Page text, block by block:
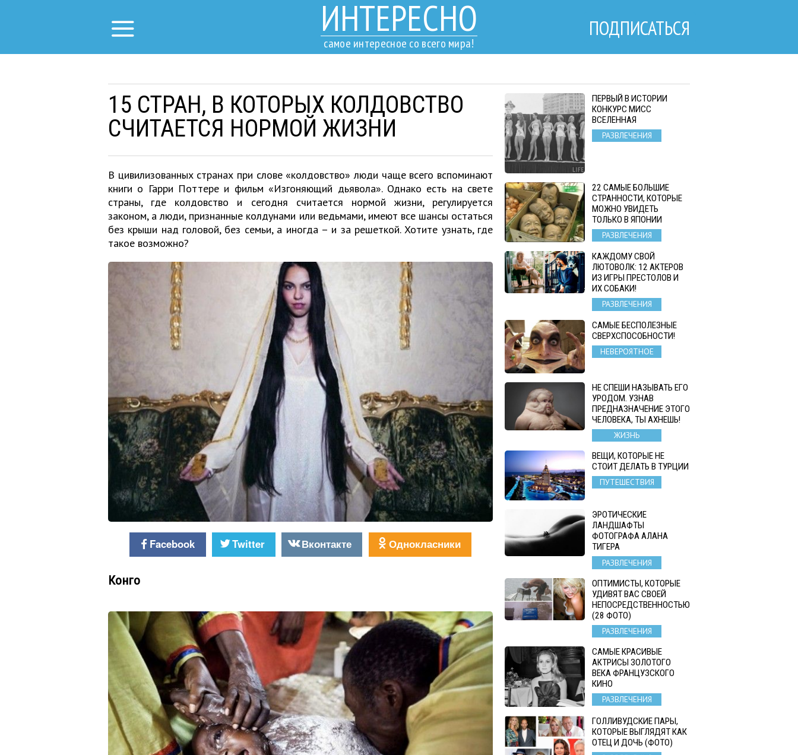
ИНТЕРЕСНО
самое интересное со всего мира!
ПОДПИСАТЬСЯ
15 СТРАН, В КОТОРЫХ КОЛДОВСТВО
СЧИТАЕТСЯ НОРМОЙ ЖИЗНИ
В цивилизованных странах при слове «колдовство» люди чаще всего вспоминают
книги о Гарри Поттере и фильм «Изгоняющий дьявола». Однако есть на свете
страны, где колдовство и сегодня считается нормой жизни, регулируется
законом, а люди, признанные колдунами или ведьмами, имеют все шансы остаться
без крыши над головой, без семьи, а иногда – и за решеткой. Хотите узнать, где
такое возможно?
Facebook Twitter Вконтакте Однокласники
Конго
ПЕРВЫЙ В ИСТОРИИ
КОНКУРС МИСС
ВСЕЛЕННАЯ
РАЗВЛЕЧЕНИЯ
22 САМЫЕ БОЛЬШИЕ
СТРАННОСТИ, КОТОРЫЕ
МОЖНО УВИДЕТЬ
ТОЛЬКО В ЯПОНИИ
РАЗВЛЕЧЕНИЯ
КАЖДОМУ СВОЙ
ЛЮТОВОЛК: 12 АКТЕРОВ
ИЗ ИГРЫ ПРЕСТОЛОВ И
ИХ СОБАКИ!
РАЗВЛЕЧЕНИЯ
САМЫЕ БЕСПОЛЕЗНЫЕ
СВЕРХСПОСОБНОСТИ!
НЕВЕРОЯТНОЕ
НЕ СПЕШИ НАЗЫВАТЬ ЕГО
УРОДОМ. УЗНАВ
ПРЕДНАЗНАЧЕНИЕ ЭТОГО
ЧЕЛОВЕКА, ТЫ АХНЕШЬ!
ЖИЗНЬ
ВЕЩИ, КОТОРЫЕ НЕ
СТОИТ ДЕЛАТЬ В ТУРЦИИ
ПУТЕШЕСТВИЯ
ЭРОТИЧЕСКИЕ
ЛАНДШАФТЫ
ФОТОГРАФА АЛАНА
ТИГЕРА
РАЗВЛЕЧЕНИЯ
ОПТИМИСТЫ, КОТОРЫЕ
УДИВЯТ ВАС СВОЕЙ
НЕПОСРЕДСТВЕННОСТЬЮ
(28 ФОТО)
РАЗВЛЕЧЕНИЯ
САМЫЕ КРАСИВЫЕ
АКТРИСЫ ЗОЛОТОГО
ВЕКА ФРАНЦУЗСКОГО
КИНО
РАЗВЛЕЧЕНИЯ
ГОЛЛИВУДСКИЕ ПАРЫ,
КОТОРЫЕ ВЫГЛЯДЯТ КАК
ОТЕЦ И ДОЧЬ (ФОТО)